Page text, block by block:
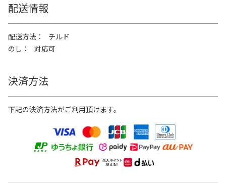
配送情報
配送方法
チルド
のし
対応可
決済方法
下記の決済方法がご利用頂けます。